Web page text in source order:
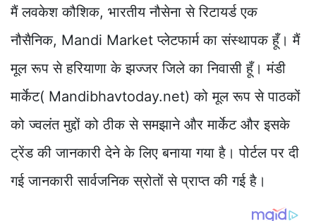
मैं लवकेश कौशिक, भारतीय नौसेना से रिटायर्ड एक
नौसैनिक, Mandi Market प्लेटफार्म का संस्थापक हूँ। मैं
मूल रूप से हरियाणा के झज्जर जिले का निवासी हूँ। मंडी
मार्केट( Mandibhavtoday.net) को मूल रूप से पाठकों
को ज्वलंत मुद्दों को ठीक से समझाने और मार्केट और इसके
ट्रेंड की जानकारी देने के लिए बनाया गया है। पोर्टल पर दी
गई जानकारी सार्वजनिक स्रोतों से प्राप्त की गई है।